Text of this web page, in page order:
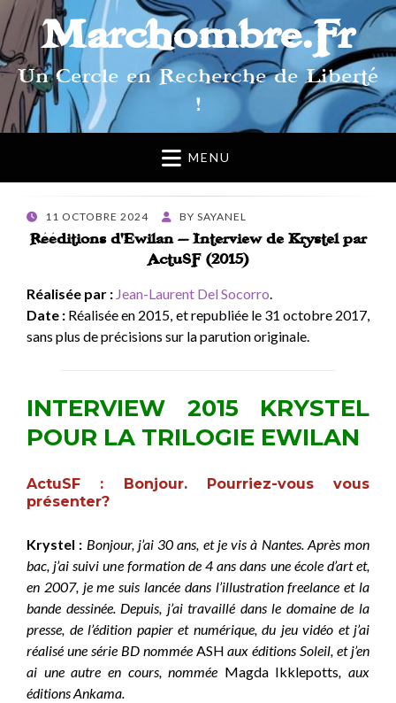
Marchombre.Fr
Un Cercle en Recherche de Liberté
!
MENU
POSTED
ON
11 OCTOBRE 2024 BY SAYANEL
Rééditions d’Ewilan – Interview de Krystel par
ActuSF (2015)
Réalisée par : Jean-Laurent Del Socorro.
Date : Réalisée en 2015, et republiée le 31 octobre 2017,
sans plus de précisions sur la parution originale.
INTERVIEW 2015 KRYSTEL
POUR LA TRILOGIE EWILAN
ActuSF : Bonjour. Pourriez-vous vous
présenter?
Krystel : Bonjour, j’ai 30 ans, et je vis à Nantes. Après mon
bac, j’ai suivi une formation de 4 ans dans une école d’art et,
en 2007, je me suis lancée dans l’illustration freelance et la
bande dessinée. Depuis, j’ai travaillé dans le domaine de la
presse, de l’édition papier et numérique, du jeu vidéo et j’ai
réalisé une série BD nommée ASH aux éditions Soleil, et j’en
ai une autre en cours, nommée Magda Ikklepotts, aux
éditions Ankama.